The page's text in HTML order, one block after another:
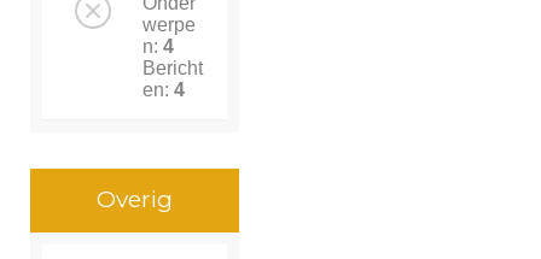
werpe
n: 4
Bericht
en: 4
Overig